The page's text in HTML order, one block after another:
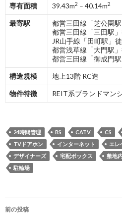
専有面積 39.43m2 – 40.14m2
最寄駅
都営三田線「芝公園
都営三田線「三田駅
JR山手線「田町駅」
都営浅草線「大門駅
都営三田線「御成門
構造規模 地上13階 RC造
物件特徴 REIT系ブランドマン
24時間管理 BS CATV CS
TVドアホン
インターネット エレ
デザイナーズ
宅配ボックス 敷地
駐輪場
投
前の投稿